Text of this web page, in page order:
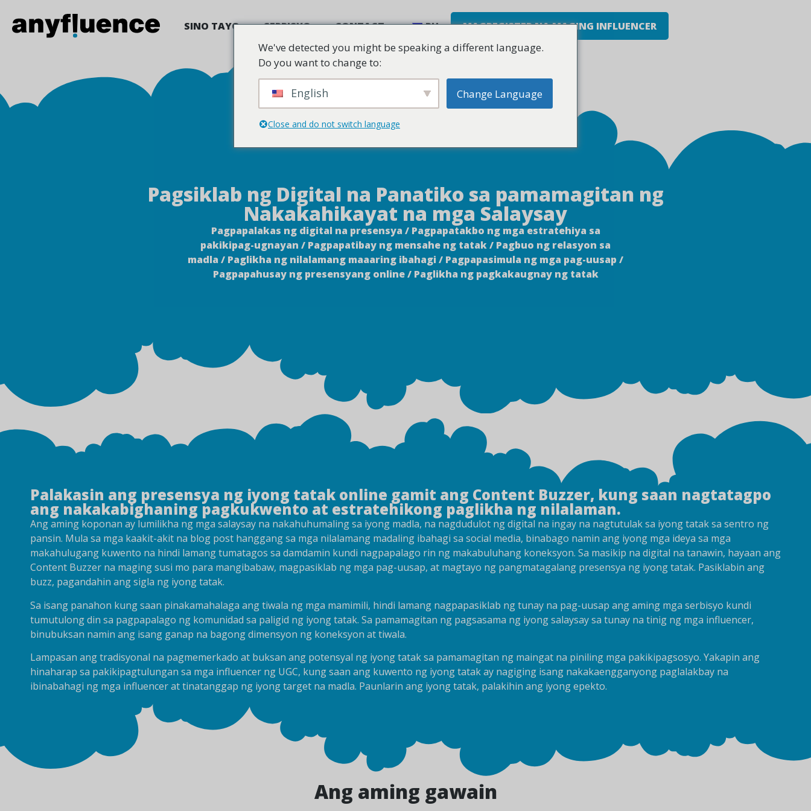
SINO TAYO SERBISYO CONTACT PH MAGREGISTER NA MAGING INFLUENCER
Pagsiklab ng Digital na Panatiko sa pamamagitan ng
Nakakahikayat na mga Salaysay
Pagpapalakas ng digital na presensya / Pagpapatakbo ng mga estratehiya sa
pakikipag-ugnayan / Pagpapatibay ng mensahe ng tatak / Pagbuo ng relasyon sa
madla / Paglikha ng nilalamang maaaring ibahagi / Pagpapasimula ng mga pag-uusap /
Pagpapahusay ng presensyang online / Paglikha ng pagkakaugnay ng tatak
Palakasin ang presensya ng iyong tatak online gamit ang Content Buzzer, kung saan nagtatagpo
ang nakakabighaning pagkukwento at estratehikong paglikha ng nilalaman.
Ang aming koponan ay lumilikha ng mga salaysay na nakahuhumaling sa iyong madla, na nagdudulot ng digital na ingay na nagtutulak sa iyong tatak sa sentro ng
pansin. Mula sa mga kaakit-akit na blog post hanggang sa mga nilalamang madaling ibahagi sa social media, binabago namin ang iyong mga ideya sa mga
makahulugang kuwento na hindi lamang tumatagos sa damdamin kundi nagpapalago rin ng makabuluhang koneksyon. Sa masikip na digital na tanawin, hayaan ang
Content Buzzer na maging susi mo para mangibabaw, magpasiklab ng mga pag-uusap, at magtayo ng pangmatagalang presensya ng iyong tatak. Pasiklabin ang
buzz, pagandahin ang sigla ng iyong tatak.
Sa isang panahon kung saan pinakamahalaga ang tiwala ng mga mamimili, hindi lamang nagpapasiklab ng tunay na pag-uusap ang aming mga serbisyo kundi
tumutulong din sa pagpapalago ng komunidad sa paligid ng iyong tatak. Sa pamamagitan ng pagsasama ng iyong salaysay sa tunay na tinig ng mga influencer,
binubuksan namin ang isang ganap na bagong dimensyon ng koneksyon at tiwala.
Lampasan ang tradisyonal na pagmemerkado at buksan ang potensyal ng iyong tatak sa pamamagitan ng maingat na piniling mga pakikipagsosyo. Yakapin ang
hinaharap sa pakikipagtulungan sa mga influencer ng UGC, kung saan ang kuwento ng iyong tatak ay nagiging isang nakakaengganyong paglalakbay na
ibinabahagi ng mga influencer at tinatanggap ng iyong target na madla. Paunlarin ang iyong tatak, palakihin ang iyong epekto.
Ang aming gawain
We've detected you might be speaking a different language.
Do you want to change to:
English Change Language
Close and do not switch language